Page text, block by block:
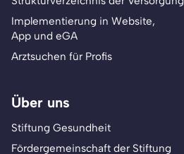
Implementierung in Website,
App und eGA
Arztsuchen für Profis
Über uns
Stiftung Gesundheit
Fördergemeinschaft der Stiftung